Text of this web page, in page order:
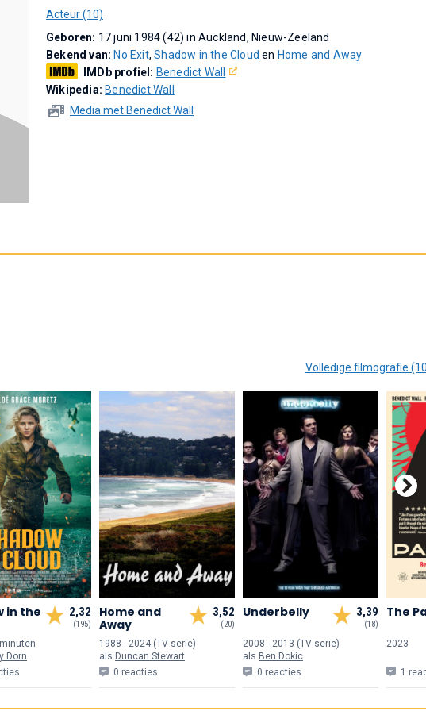
Acteur (10)
Geboren: 17 juni 1984 (42) in Auckland, Nieuw-Zeeland
Bekend van: No Exit,Shadow in the Cloud en Home and Away
IMDb profiel: Benedict Wall
Wikipedia: Benedict Wall
Media met Benedict Wall
Volledige filmografie
2,32
(195)
in the
uten
Dorn
3,52
(20)
Home and
Away
1988 - 2024 (TV-serie)
als Duncan Stewart
0 reacties
3,39
(18)
Underbelly
2008 - 2013 (TV-serie)
als Ben Dokic
0 reacties
The
2023
1